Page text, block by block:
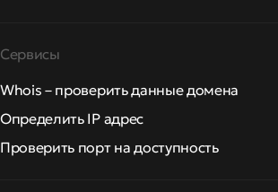
Сервисы
Whois – проверить данные домена
Определить IP адрес
Проверить порт на доступность